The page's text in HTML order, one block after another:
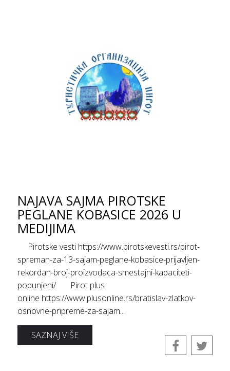
NAJAVA SAJMA PIROTSKE
PEGLANE KOBASICE 2026 U
MEDIJIMA
Pirotske vesti https://www.pirotskevesti.rs/pirot-
spreman-za-13-sajam-peglane-kobasice-prijavljen-
rekordan-broj-proizvodaca-smestajni-kapaciteti-
popunjeni/ Pirot plus
online https://www.plusonline.rs/bratislav-zlatkov-
osnovne-pripreme-za-sajam...
SAZNAJ VIŠE